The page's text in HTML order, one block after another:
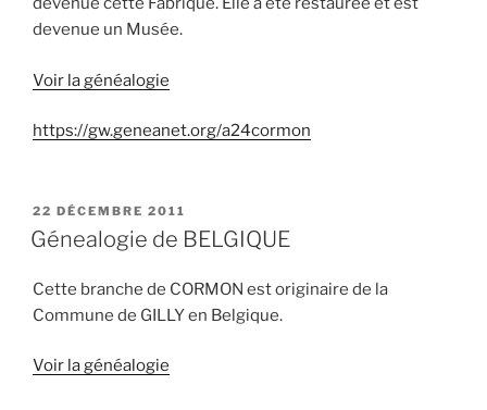
devenue un Musée.
Voir la généalogie
https://gw.geneanet.org/a24cormon
PUBLIÉ
LE
22 DÉCEMBRE 2011
Génealogie de BELGIQUE
Cette branche de CORMON est originaire de la
Commune de GILLY en Belgique.
Voir la généalogie